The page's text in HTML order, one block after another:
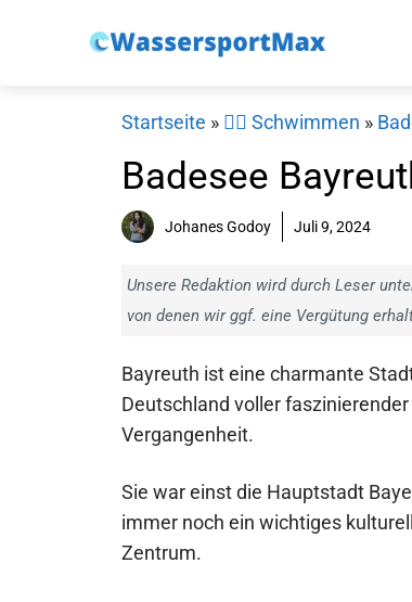
Startseite » 🏊‍♂️ Schwimmen »
Badesee
Johanes Godoy Juli 9, 2024
Unsere Redaktion wird durch Leser
von denen wir ggf. eine Vergütung
Bayreuth ist eine charmante
Deutschland voller faszinierender
Vergangenheit.
Sie war einst die Hauptstadt
immer noch ein wichtiges
Zentrum.